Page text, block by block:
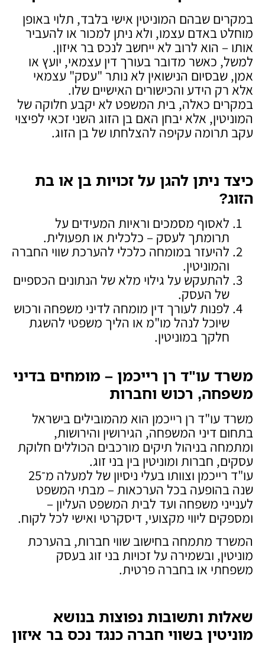
במקרים שבהם המוניטין אישי בלבד, תלוי באופן
מוחלט באדם עצמו, ולא ניתן למכור או להעביר
אותו – הוא לרוב לא ייחשב לנכס בר איזון.
למשל, כאשר מדובר בעורך דין עצמאי, יועץ או
אמן, שבסיום הנישואין לא נותר "עסק" עצמאי
אלא רק הידע והכישורים האישיים שלו.
במקרים כאלה, בית המשפט לא יקבע חלוקה של
המוניטין, אלא יבחן האם בן הזוג השני זכאי לפיצוי
עקב תרומה עקיפה להצלחתו של בן הזוג.
כיצד ניתן להגן על זכויות בן או בת
הזוג?
לאסוף מסמכים וראיות המעידים על
תרומתך לעסק – כלכלית או תפעולית.
להיעזר במומחה כלכלי להערכת שווי החברה
והמוניטין.
להתעקש על גילוי מלא של הנתונים הכספיים
של העסק.
לפנות לעורך דין מומחה לדיני משפחה ורכוש
שיוכל לנהל מו"מ או הליך משפטי להשגת
חלקך במוניטין.
משרד עו"ד רן רייכמן – מומחים בדיני
משפחה, רכוש וחברות
משרד עו"ד רן רייכמן הוא מהמובילים בישראל
בתחום דיני המשפחה, הגירושין והירושות,
ומתמחה בניהול תיקים מורכבים הכוללים חלוקת
עסקים, חברות ומוניטין בין בני זוג.
עו"ד רייכמן וצוותו בעלי ניסיון של למעלה מ־25
שנה בהופעה בכל הערכאות – מבתי המשפט
לענייני משפחה ועד לבית המשפט העליון –
ומספקים ליווי מקצועי, דיסקרטי ואישי לכל לקוח.
המשרד מתמחה בחישוב שווי חברות, בהערכת
מוניטין, ובשמירה על זכויות בני זוג בעסק
משפחתי או בחברה פרטית.
שאלות ותשובות נפוצות בנושא
מוניטין בשווי חברה כנגד נכס בר איזון